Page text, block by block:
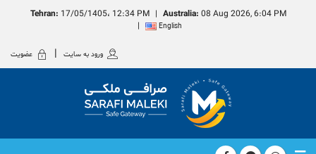
Tehran: 17/05/1405، 12:34 PM Australia: 08 Aug 2026, 6:04 PM
English
ورود به سایت عضویت